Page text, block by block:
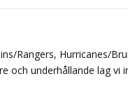
Rangers, Hurricanes/
och underhållande lag vi